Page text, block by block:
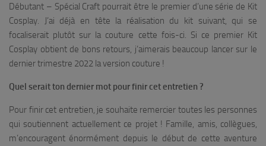
Débutant – Spécial Craft pourrait être le premier d’une série de Kit
Cosplay. J’ai déjà en tête la réalisation du kit suivant, qui se
focaliserait plutôt sur la couture cette fois-ci. Si ce premier Kit
Cosplay obtient de bons retours, j’aimerais beaucoup lancer sur le
dernier trimestre 2022 la version couture !
Quel serait ton dernier mot pour finir cet entretien ?
Pour finir cet entretien, je souhaite remercier toutes les personnes
qui soutiennent actuellement ce projet ! Famille, amis, collègues,
m’encouragent énormément depuis le début de cette aventure